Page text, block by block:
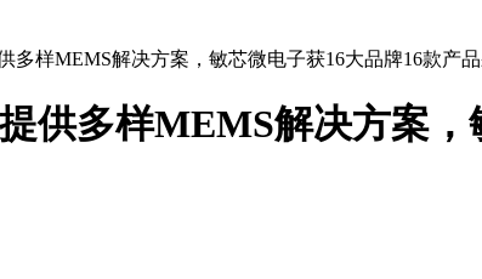
多样MEMS解决方案，敏芯微电子获16大品牌16款产品
供多样MEMS解决方案